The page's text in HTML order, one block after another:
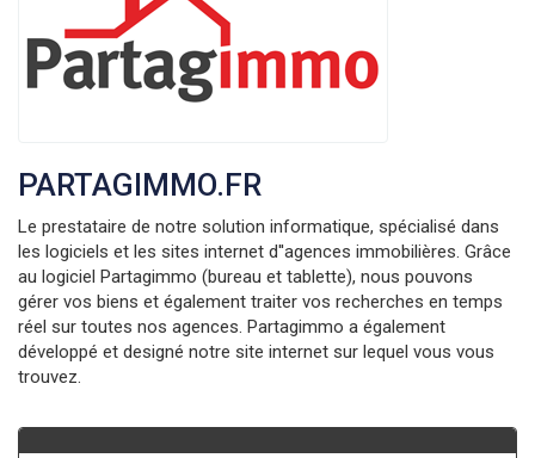
PARTAGIMMO.FR
Le prestataire de notre solution informatique, spécialisé dans
les logiciels et les sites internet d''agences immobilières. Grâce
au logiciel Partagimmo (bureau et tablette), nous pouvons
gérer vos biens et également traiter vos recherches en temps
réel sur toutes nos agences. Partagimmo a également
développé et designé notre site internet sur lequel vous vous
trouvez.